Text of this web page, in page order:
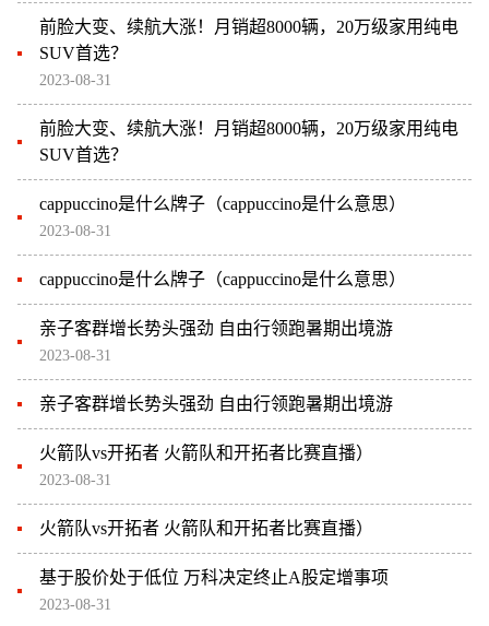
前脸大变、续航大涨！月销超8000辆，20万级家用纯电
SUV首选？
2023-08-31
前脸大变、续航大涨！月销超8000辆，20万级家用纯电
SUV首选？
cappuccino是什么牌子（cappuccino是什么意思）
2023-08-31
cappuccino是什么牌子（cappuccino是什么意思）
亲子客群增长势头强劲 自由行领跑暑期出境游
2023-08-31
亲子客群增长势头强劲 自由行领跑暑期出境游
火箭队vs开拓者 火箭队和开拓者比赛直播）
2023-08-31
火箭队vs开拓者 火箭队和开拓者比赛直播）
基于股价处于低位 万科决定终止A股定增事项
2023-08-31